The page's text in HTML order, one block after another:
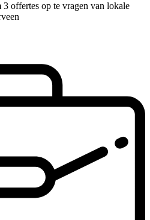
3 offertes op te vragen van lokale